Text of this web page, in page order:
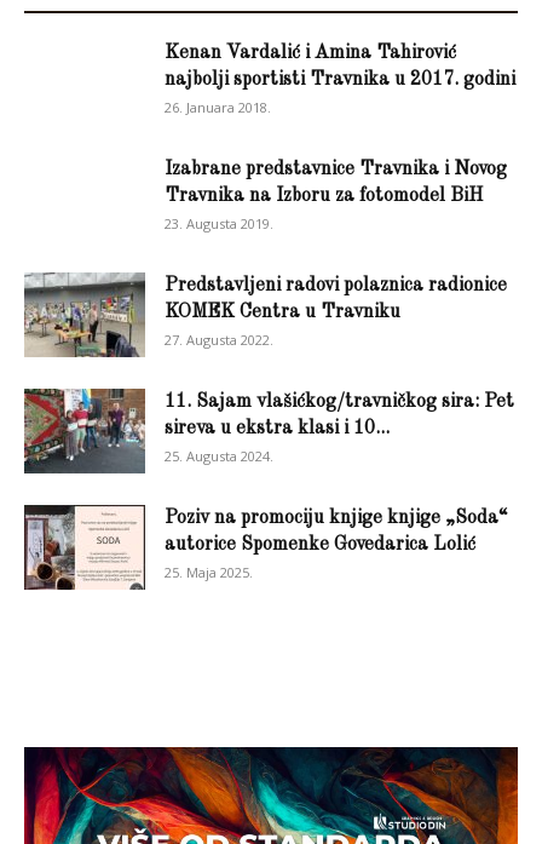
Kenan Vardalić i Amina Tahirović
najbolji sportisti Travnika u 2017. godini
26. Januara 2018.
Izabrane predstavnice Travnika i Novog
Travnika na Izboru za fotomodel BiH
23. Augusta 2019.
Predstavljeni radovi polaznica radionice
KOMEK Centra u Travniku
27. Augusta 2022.
11. Sajam vlašićkog/travničkog sira: Pet
sireva u ekstra klasi i 10...
25. Augusta 2024.
Poziv na promociju knjige knjige „Soda“
autorice Spomenke Govedarica Lolić
25. Maja 2025.